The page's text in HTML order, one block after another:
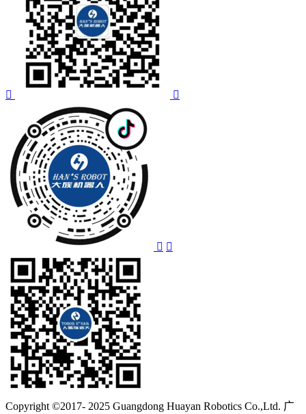
Copyright ©2017- 2025 Guangdong Huayan Robotics Co.,Ltd. 广